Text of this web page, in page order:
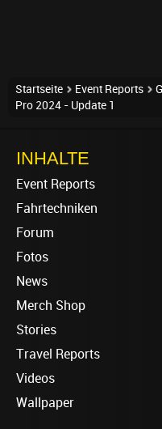
Startseite Event Reports
Pro 2024 - Update 1
INHALTE
Event Reports
Fahrtechniken
Forum
Fotos
News
Merch Shop
Stories
Travel Reports
Videos
Wallpaper